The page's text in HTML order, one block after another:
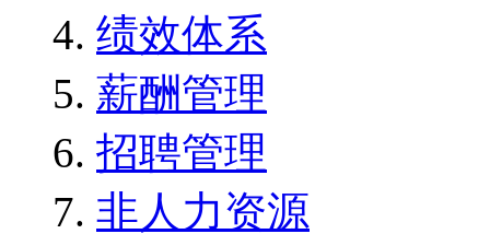
绩效体系
薪酬管理
招聘管理
非人力资源